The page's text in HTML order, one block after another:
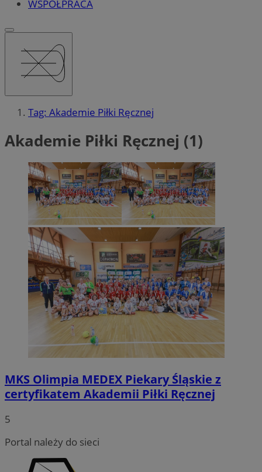
WSPÓŁPRACA
Tag: Akademie Piłki Ręcznej
Akademie Piłki Ręcznej (1)
MKS Olimpia MEDEX Piekary Śląskie z
certyfikatem Akademii Piłki Ręcznej
5
Portal należy do sieci